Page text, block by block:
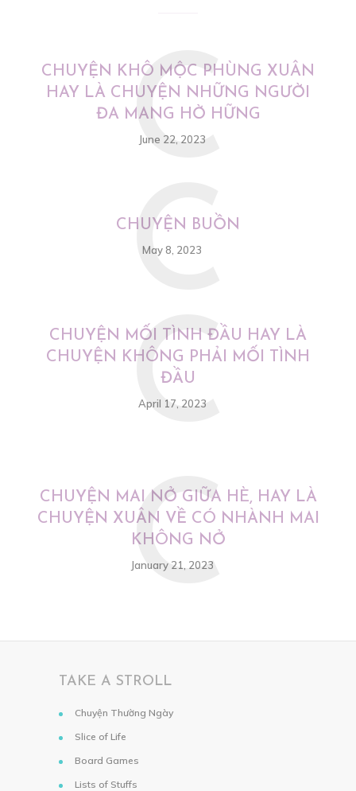
CHUYỆN KHÔ MỘC PHÙNG XUÂN
HAY LÀ CHUYỆN NHỮNG NGƯỜI
ĐA MANG HỜ HỮNG
June 22, 2023
C
CHUYỆN BUỒN
May 8, 2023
C
CHUYỆN MỐI TÌNH ĐẦU HAY LÀ
CHUYỆN KHÔNG PHẢI MỐI TÌNH
ĐẦU
April 17, 2023
C
CHUYỆN MAI NỞ GIỮA HÈ, HAY LÀ
CHUYỆN XUÂN VỀ CÓ NHÀNH MAI
KHÔNG NỞ
January 21, 2023
C
TAKE A STROLL
Chuyện Thường Ngày
Slice of Life
Board Games
Lists of Stuffs